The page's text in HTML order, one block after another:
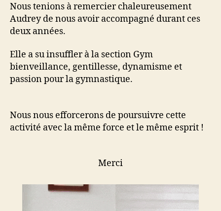
Nous tenions à remercier chaleureusement
Audrey de nous avoir accompagné durant ces
deux années.
Elle a su insuffler à la section Gym
bienveillance, gentillesse, dynamisme et
passion pour la gymnastique.
Nous nous efforcerons de poursuivre cette
activité avec la même force et le même esprit !
Merci